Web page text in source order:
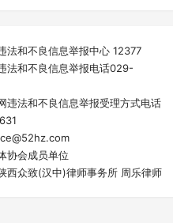
法和不良信息举报中心 12377
法和不良信息举报电话029-
违法和不良信息举报受理方式电话
协会成员单位
西众致(汉中)律师事务所 周乐律师